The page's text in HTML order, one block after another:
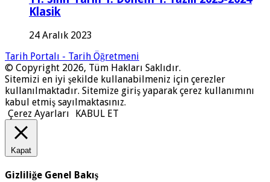
Klasik
24 Aralık 2023
Tarih Portalı - Tarih Öğretmeni
© Copyright 2026, Tüm Hakları Saklıdır.
Sitemizi en iyi şekilde kullanabilmeniz için çerezler
kullanılmaktadır. Sitemize giriş yaparak çerez kullanımını
kabul etmiş sayılmaktasınız.
Çerez Ayarları
KABUL ET
Kapat
Gizliliğe Genel Bakış